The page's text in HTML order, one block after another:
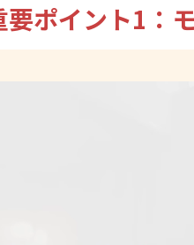
ポイント1：